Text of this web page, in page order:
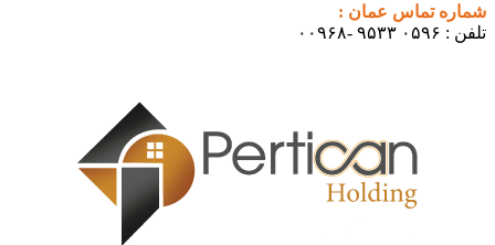
شماره تماس عمان :
تلفن : ۰۵۹۶ ۹۵۳۳ -۰۰۹۶۸